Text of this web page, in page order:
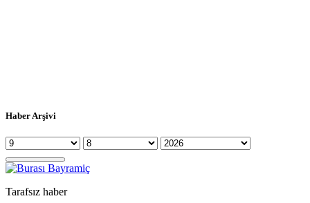
Haber Arşivi
Tarafsız haber